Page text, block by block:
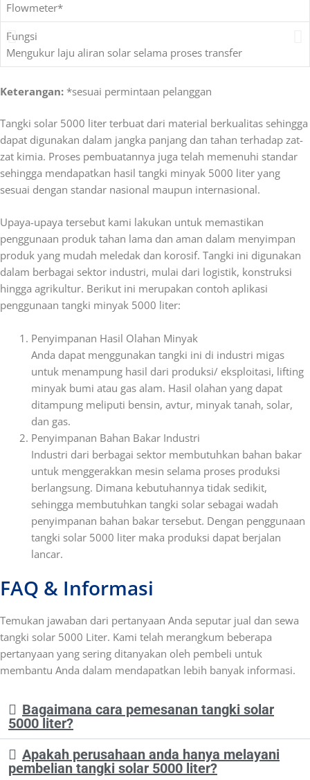
Flowmeter*
Fungsi
Mengukur laju aliran solar selama proses transfer
Keterangan: *sesuai permintaan pelanggan
Tangki solar 5000 liter terbuat dari material berkualitas sehingga
dapat digunakan dalam jangka panjang dan tahan terhadap zat-
zat kimia. Proses pembuatannya juga telah memenuhi standar
sehingga mendapatkan hasil tangki minyak 5000 liter yang
sesuai dengan standar nasional maupun internasional.
Upaya-upaya tersebut kami lakukan untuk memastikan
penggunaan produk tahan lama dan aman dalam menyimpan
produk yang mudah meledak dan korosif. Tangki ini digunakan
dalam berbagai sektor industri, mulai dari logistik, konstruksi
hingga agrikultur. Berikut ini merupakan contoh aplikasi
penggunaan tangki minyak 5000 liter:
Penyimpanan Hasil Olahan Minyak
Anda dapat menggunakan tangki ini di industri migas
untuk menampung hasil dari produksi/ eksploitasi, lifting
minyak bumi atau gas alam. Hasil olahan yang dapat
ditampung meliputi bensin, avtur, minyak tanah, solar,
dan gas.
Penyimpanan Bahan Bakar Industri
Industri dari berbagai sektor membutuhkan bahan bakar
untuk menggerakkan mesin selama proses produksi
berlangsung. Dimana kebutuhannya tidak sedikit,
sehingga membutuhkan tangki solar sebagai wadah
penyimpanan bahan bakar tersebut. Dengan penggunaan
tangki solar 5000 liter maka produksi dapat berjalan
lancar.
FAQ & Informasi
Temukan jawaban dari pertanyaan Anda seputar jual dan sewa
tangki solar 5000 Liter. Kami telah merangkum beberapa
pertanyaan yang sering ditanyakan oleh pembeli untuk
membantu Anda dalam mendapatkan lebih banyak informasi.
Bagaimana cara pemesanan tangki solar
5000 liter?
Apakah perusahaan anda hanya melayani
pembelian tangki solar 5000 liter?